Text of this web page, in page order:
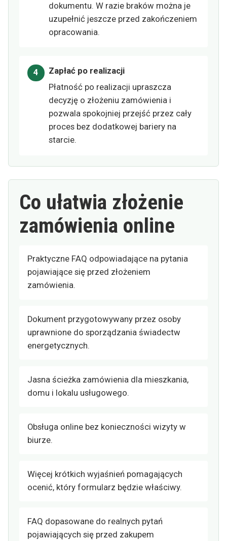
dokumentu. W razie braków można je
uzupełnić jeszcze przed zakończeniem
opracowania.
Zapłać po realizacji
Płatność po realizacji upraszcza
decyzję o złożeniu zamówienia i
pozwala spokojniej przejść przez cały
proces bez dodatkowej bariery na
starcie.
Co ułatwia złożenie
zamówienia online
Praktyczne FAQ odpowiadające na pytania
pojawiające się przed złożeniem
zamówienia.
Dokument przygotowywany przez osoby
uprawnione do sporządzania świadectw
energetycznych.
Jasna ścieżka zamówienia dla mieszkania,
domu i lokalu usługowego.
Obsługa online bez konieczności wizyty w
biurze.
Więcej krótkich wyjaśnień pomagających
ocenić, który formularz będzie właściwy.
FAQ dopasowane do realnych pytań
pojawiających się przed zakupem